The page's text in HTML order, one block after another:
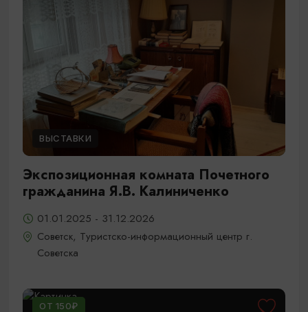
ВЫСТАВКИ
Экспозиционная комната Почетного
гражданина Я.В. Калиниченко
01.01.2025 - 31.12.2026
Советск, Туристско-информационный центр г.
Советска
ОТ 150₽